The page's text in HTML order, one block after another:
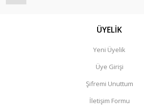
ÜYELİK
Yeni Üyelik
Üye Girişi
Şifremi Unuttum
İletişim Formu